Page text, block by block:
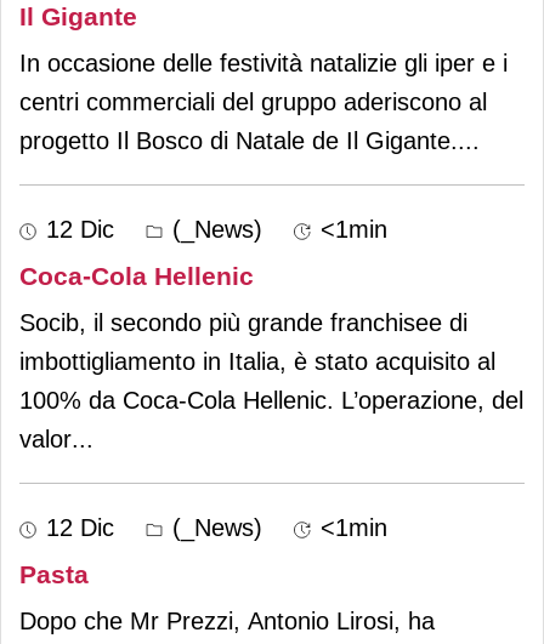
Il Gigante
In occasione delle festività natalizie gli iper e i
centri commerciali del gruppo aderiscono al
progetto Il Bosco di Natale de Il Gigante....
12 Dic (_News) <1min
Coca-Cola Hellenic
Socib, il secondo più grande franchisee di
imbottigliamento in Italia, è stato acquisito al
100% da Coca-Cola Hellenic. L’operazione, del
valor...
12 Dic (_News) <1min
Pasta
Dopo che Mr Prezzi, Antonio Lirosi, ha